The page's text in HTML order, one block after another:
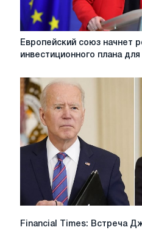
Европейский
реализацию
инвестиционного
плана
для
Украины
на
Европейский союз начнет
инвестиционного плана
Financial
Financial Times: Встреча